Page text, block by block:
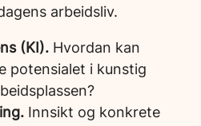
arbeidsliv.
(KI). Hvordan kan
potensialet i kunstig
Innsikt og konkrete